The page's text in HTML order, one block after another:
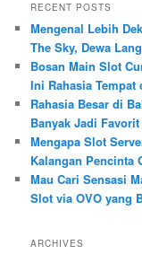
r
h
RECENT POSTS
Mengenal Lebih
The Sky, Dewa
Bosan Main Slot
Ini Rahasia
Rahasia Besar di
Banyak Jadi
Mengapa Slot
Kalangan Pencinta
Mau Cari Sensasi
Slot via OVO yang
ARCHIVES